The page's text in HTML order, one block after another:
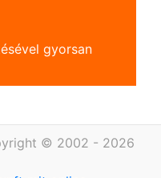
gyorsan
© 2002 - 2026